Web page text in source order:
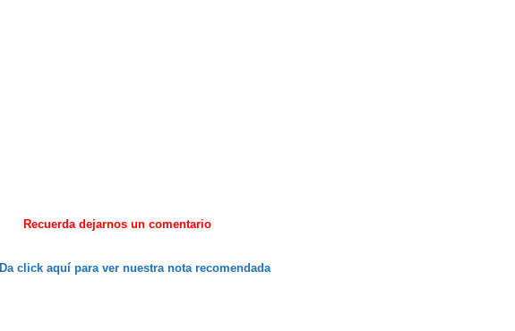
Recuerda dejarnos un comentario
Da click aquí para ver nuestra nota recomendada